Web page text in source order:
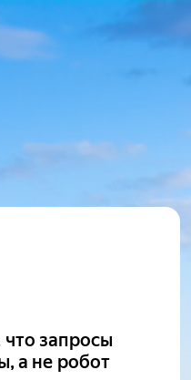
запросы
а не робот